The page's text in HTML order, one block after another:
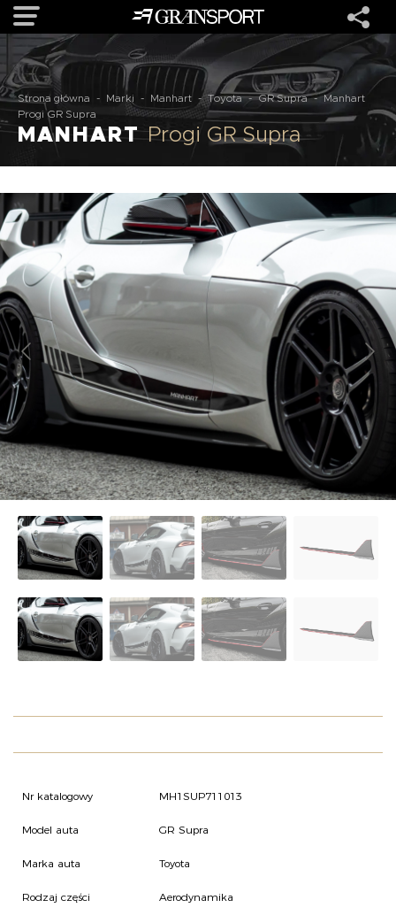
OFERTA
MARKI
REALIZACJE
O NAS
O NAS OFERTA BLOG ZOSTAŃ PARTNEREM
Strona główna - Marki - Manhart - Toyota - GR Supra - Manhart
Progi GR Supra
MANHARTProgi GR Supra
Nr katalogowy MH1SUP711013
Model auta GR Supra
Marka auta Toyota
Rodzaj części Aerodynamika